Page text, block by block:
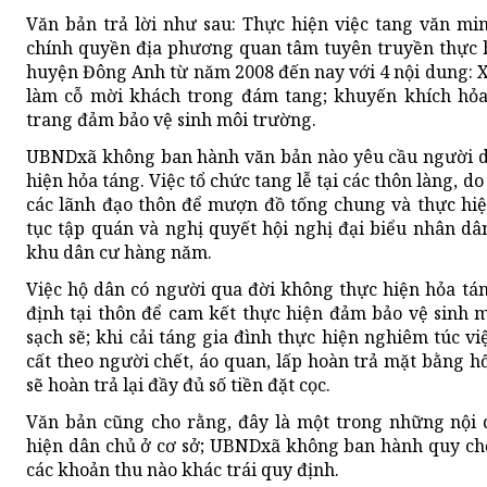
Văn bản trả lời như sau: Thực hiện việc tang văn
chính quyền địa phương quan tâm tuyên truyền
huyện Đông Anh từ năm 2008 đến nay với 4 nội dung:
làm cỗ mời khách trong đám tang; khuyến khích
trang đảm bảo vệ sinh môi trường.
UBNDxã không ban hành văn bản nào yêu cầu
hiện hỏa táng. Việc tổ chức tang lễ tại các thôn làng,
các lãnh đạo thôn để mượn đồ tống chung và thực
tục tập quán và nghị quyết hội nghị đại biểu nhân
khu dân cư hàng năm.
Việc hộ dân có người qua đời không thực hiện hỏa
định tại thôn để cam kết thực hiện đảm bảo vệ
sạch sẽ; khi cải táng gia đình thực hiện nghiêm túc
cất theo người chết, áo quan, lấp hoàn trả mặt bằng
sẽ hoàn trả lại đầy đủ số tiền đặt cọc.
Văn bản cũng cho rằng, đây là một trong những
hiện dân chủ ở cơ sở; UBNDxã không ban hành quy
các khoản thu nào khác trái quy định.